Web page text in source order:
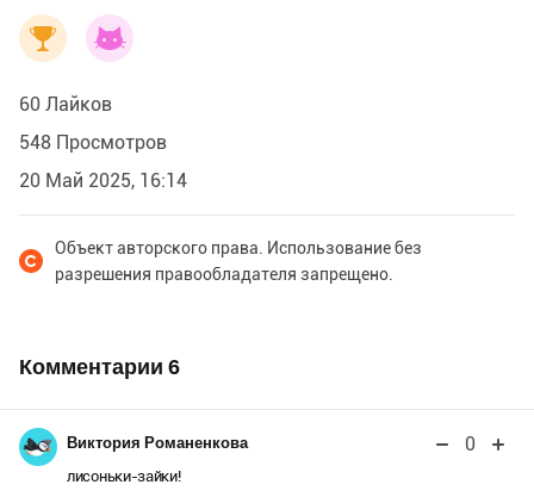
60 Лайков
548 Просмотров
20 Май 2025, 16:14
Объект авторского права. Использование без
разрешения правообладателя запрещено.
Комментарии 6
Виктория Романенкова 0
лисоньки-зайки!